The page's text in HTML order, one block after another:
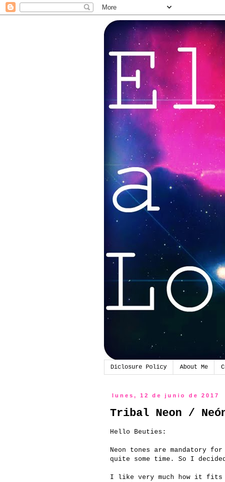
Diclosure Policy About Me
lunes, 12 de junio de 2017
Tribal Neon /
Hello Beuties:
Neon tones are mandatory
quite some time. So I
I like very much how it fits